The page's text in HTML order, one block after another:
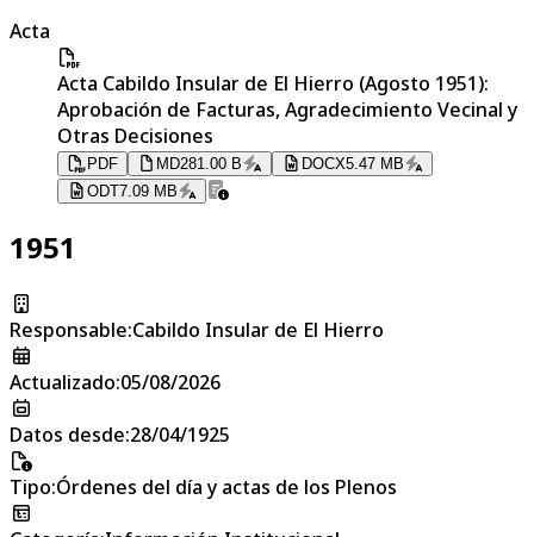
Acta
Acta Cabildo Insular de El Hierro (Agosto 1951):
Aprobación de Facturas, Agradecimiento Vecinal y
Otras Decisiones
PDF MD281.00 B DOCX5.47 MB
ODT7.09 MB
1951
Responsable:Cabildo Insular de El Hierro
Actualizado:05/08/2026
Datos desde:28/04/1925
Tipo:Órdenes del día y actas de los Plenos